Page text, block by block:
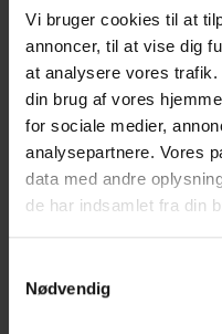
Vi bruger cookies til at
annoncer, til at vise dig
at analysere vores
din brug af vores
for sociale medier,
analysepartnere. Vores
data med andre
de har indsamlet fra din
Nødvendig
Vi arbejder blandt andet
• centrering og kropsposition
• formgivning og
• kontrol, flow og stabilitet
• gentagelighed og
• individuelle tekniske
Undervisningen varetages
En nærværende og